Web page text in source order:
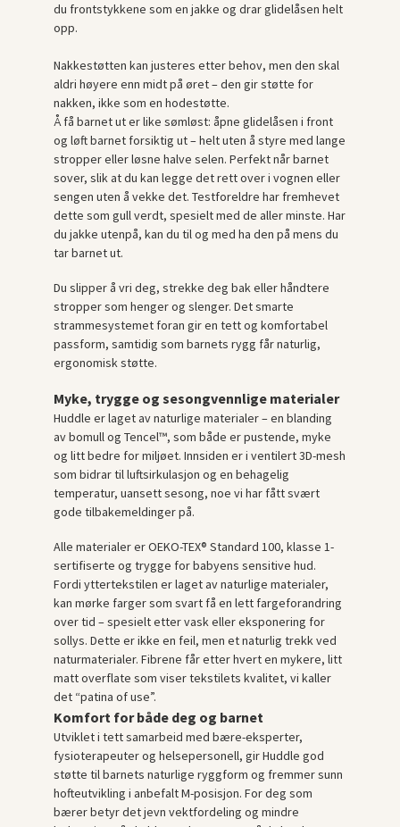
du frontstykkene som en jakke og drar glidelåsen helt
opp.
Nakkestøtten kan justeres etter behov, men den skal
aldri høyere enn midt på øret – den gir støtte for
nakken, ikke som en hodestøtte.
Å få barnet ut er like sømløst: åpne glidelåsen i front
og løft barnet forsiktig ut – helt uten å styre med lange
stropper eller løsne halve selen. Perfekt når barnet
sover, slik at du kan legge det rett over i vognen eller
sengen uten å vekke det. Testforeldre har fremhevet
dette som gull verdt, spesielt med de aller minste. Har
du jakke utenpå, kan du til og med ha den på mens du
tar barnet ut.
Du slipper å vri deg, strekke deg bak eller håndtere
stropper som henger og slenger. Det smarte
strammesystemet foran gir en tett og komfortabel
passform, samtidig som barnets rygg får naturlig,
ergonomisk støtte.
Myke, trygge og sesongvennlige materialer
Huddle er laget av naturlige materialer – en blanding
av bomull og Tencel™, som både er pustende, myke
og litt bedre for miljøet. Innsiden er i ventilert 3D-mesh
som bidrar til luftsirkulasjon og en behagelig
temperatur, uansett sesong, noe vi har fått svært
gode tilbakemeldinger på.
Alle materialer er OEKO-TEX® Standard 100, klasse 1-
sertifiserte og trygge for babyens sensitive hud.
Fordi yttertekstilen er laget av naturlige materialer,
kan mørke farger som svart få en lett fargeforandring
over tid – spesielt etter vask eller eksponering for
sollys. Dette er ikke en feil, men et naturlig trekk ved
naturmaterialer. Fibrene får etter hvert en mykere, litt
matt overflate som viser tekstilets kvalitet, vi kaller
det “patina of use”.
Komfort for både deg og barnet
Utviklet i tett samarbeid med bære-eksperter,
fysioterapeuter og helsepersonell, gir Huddle god
støtte til barnets naturlige ryggform og fremmer sunn
hofteutvikling i anbefalt M-posisjon. For deg som
bærer betyr det jevn vektfordeling og mindre